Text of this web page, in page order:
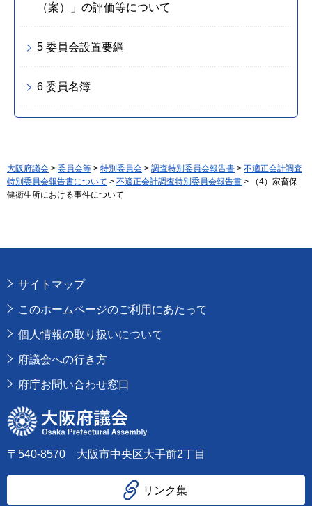
（案）」の評価等について
5 委員会設置要綱
6 委員名簿
大阪府議会 > 委員会等 > 特別委員会 > 調査特別委員会報告書 > 不適正会計調査
特別委員会報告書について > 不適正会計調査特別委員会報告書 > （4）家畜保
健衛生所における事件について
サイトマップ
このホームページのご利用にあたって
個人情報の取り扱いについて
府議会への行き方
府庁お問い合わせ窓口
大阪府議会
〒540-8570 大阪市中央区大手前2丁目
リンク集